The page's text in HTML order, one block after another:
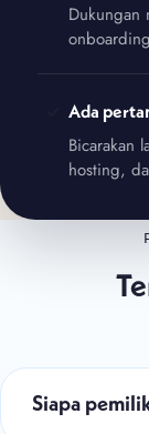
Dukungan
Ada
Bicarakan
hosting,
Siapa